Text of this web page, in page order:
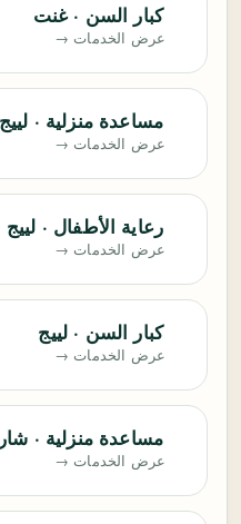
كبار السن · غنت
عرض الخدمات →
مساعدة منزلية · لييج
عرض الخدمات →
رعاية الأطفال · لييج
عرض الخدمات →
كبار السن · لييج
عرض الخدمات →
مساعدة منزلية ·
عرض الخدمات →